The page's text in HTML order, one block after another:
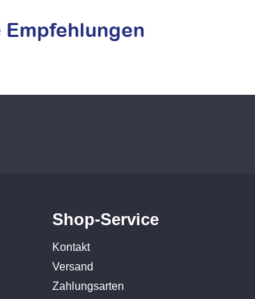
Empfehlungen
Shop-Service
Kontakt
Versand
Zahlungsarten